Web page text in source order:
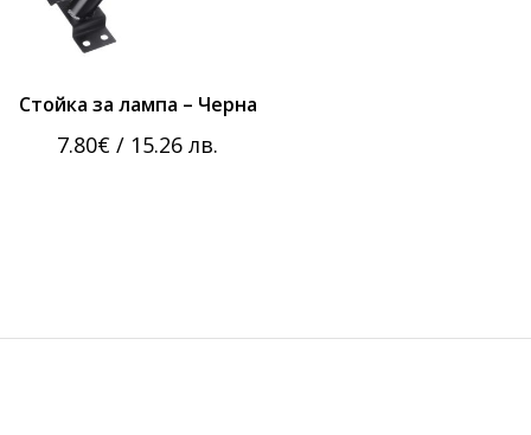
Стойка за лампа – Черна
7.80€ / 15.26 лв.